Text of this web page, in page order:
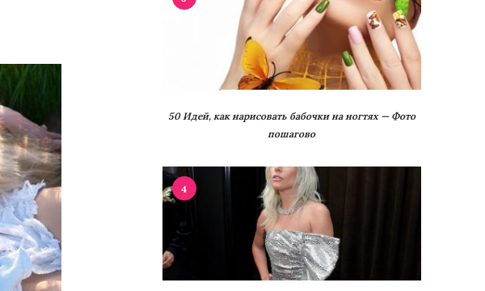
50 Идей, как нарисовать бабочки на ногтях — Фото
пошагово
4